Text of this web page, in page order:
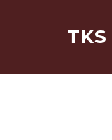
TKS